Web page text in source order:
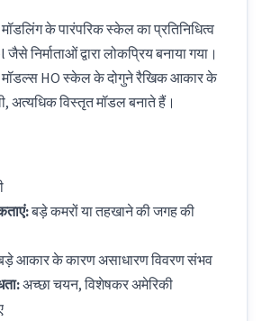
के पारंपरिक स्केल का प्रतिनिधित्व
निर्माताओं द्वारा लोकप्रिय बनाया गया।
मॉडल्स HO स्केल के दोगुने रैखिक आकार के
अत्यधिक विस्तृत मॉडल बनाते हैं।
बड़े कमरों या तहखाने की जगह की
आकार के कारण असाधारण विवरण संभव
अच्छा चयन, विशेषकर अमेरिकी